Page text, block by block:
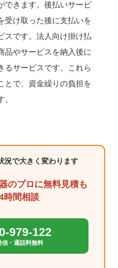
できます。後払いサービ
受け取った後に支払いを
スです。法人向け掛け払
品やサービスを納入後に
るサービスです。これら
とで、資金繰りの負担を
況で大きく変わります
のプロに無料見積も
時間相談
979-122
信・通話料無料